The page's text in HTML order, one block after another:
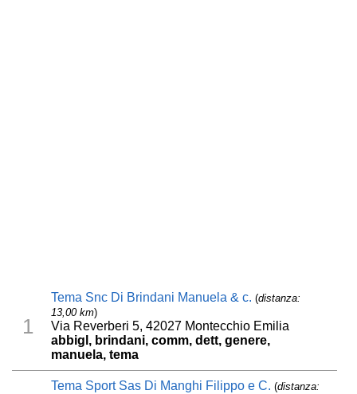
1
Tema Snc Di Brindani Manuela & c. (distanza:
13,00 km)
Via Reverberi 5, 42027 Montecchio Emilia
abbigl, brindani, comm, dett, genere,
manuela, tema
Tema Sport Sas Di Manghi Filippo e C. (distanza: